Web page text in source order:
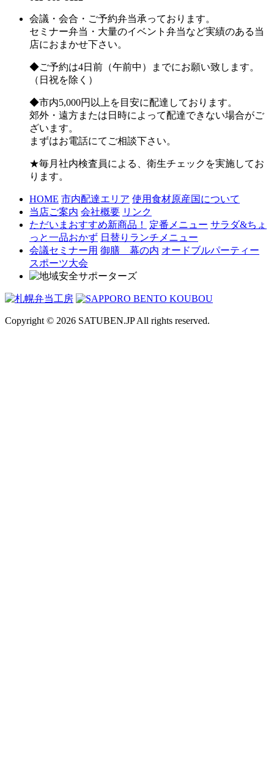
会議・会合・ご予約弁当承っております。
セミナー弁当・大量のイベント弁当など実績のある当
店におまかせ下さい。
◆ご予約は4日前（午前中）までにお願い致します。
（日祝を除く）
◆市内5,000円以上を目安に配達しております。
郊外・遠方または日時によって配達できない場合がご
ざいます。
まずはお電話にてご相談下さい。
★毎月社内検査員による、衛生チェックを実施してお
ります。
HOME 市内配達エリア 使用食材原産国について
当店ご案内 会社概要 リンク
ただいまおすすめ新商品！
定番メニュー サラダ&ちょ
っと一品おかず 日替りランチメニュー
会議セミナー用 御膳 幕の内 オードブルパーティー
スポーツ大会
Copyright © 2026 SATUBEN.JP All rights reserved.